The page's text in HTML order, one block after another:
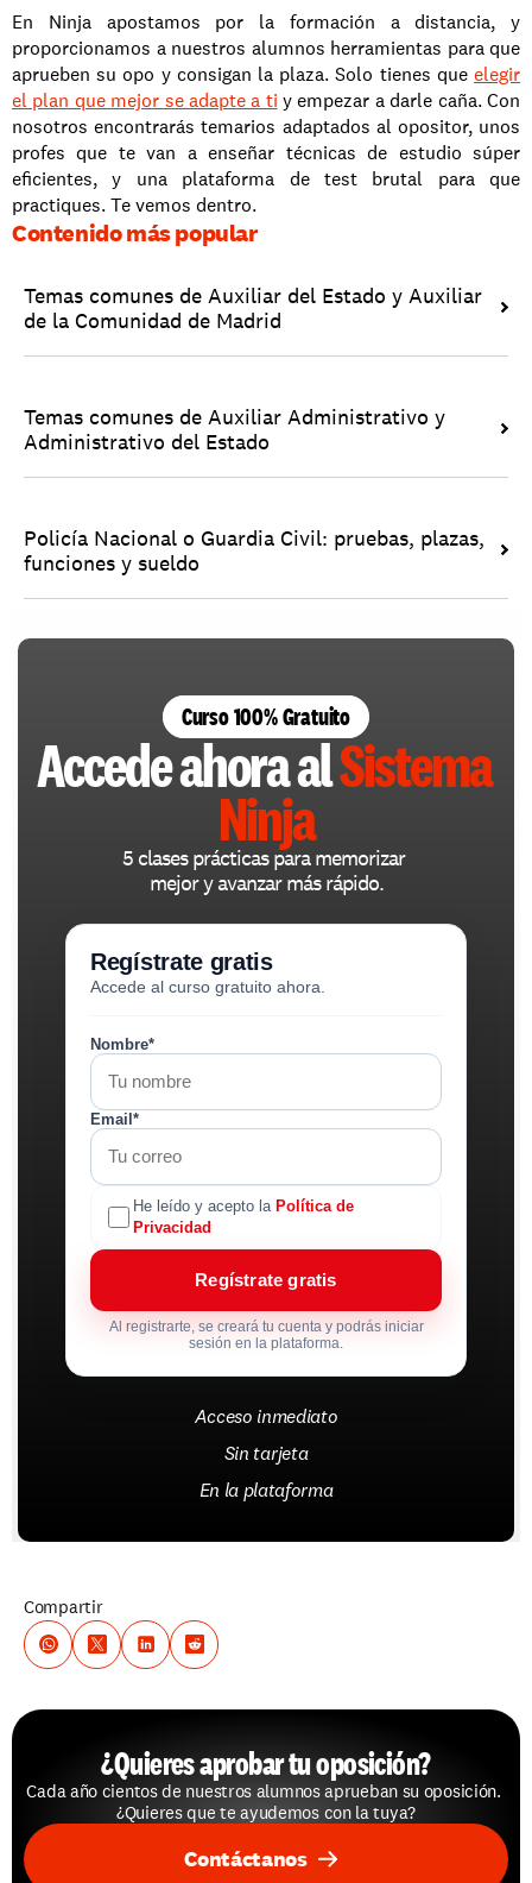
En Ninja apostamos por la formación a distancia, y
proporcionamos a nuestros alumnos herramientas para que
aprueben su opo y consigan la plaza. Solo tienes que elegir
el plan que mejor se adapte a ti y empezar a darle caña. Con
nosotros encontrarás temarios adaptados al opositor, unos
profes que te van a enseñar técnicas de estudio súper
eficientes, y una plataforma de test brutal para que
practiques. Te vemos dentro.
Contenido más popular
Temas comunes de Auxiliar del Estado y Auxiliar
de la Comunidad de Madrid
Temas comunes de Auxiliar Administrativo y
Administrativo del Estado
Policía Nacional o Guardia Civil: pruebas, plazas,
funciones y sueldo
Curso 100% Gratuito
Accede ahora al Sistema
Ninja
5 clases prácticas para memorizar
mejor y avanzar más rápido.
Regístrate gratis
Accede al curso gratuito ahora.
Nombre*
Email*
He leído y acepto la Política de
Privacidad
Regístrate gratis
Al registrarte, se creará tu cuenta y podrás iniciar
sesión en la plataforma.
Acceso inmediato
Sin tarjeta
En la plataforma
Compartir
¿Quieres aprobar tu oposición?
Cada año cientos de nuestros alumnos aprueban su oposición.
¿Quieres que te ayudemos con la tuya?
Contáctanos